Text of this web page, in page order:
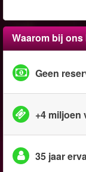
Waarom bij
Geen
+4 miljoen
35 jaar